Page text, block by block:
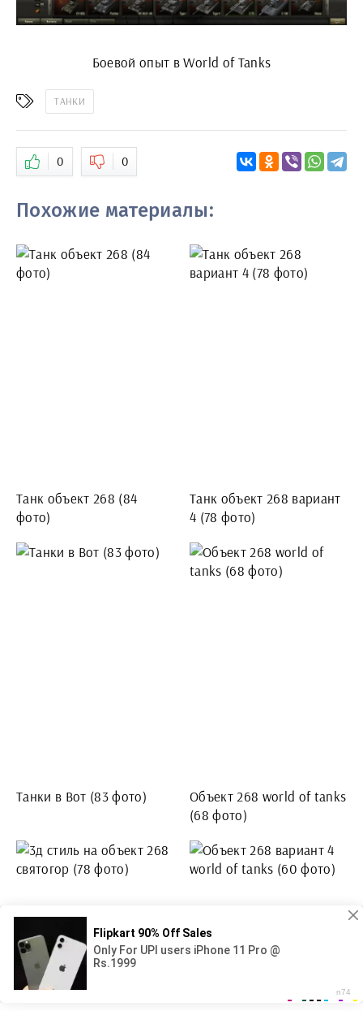
Боевой опыт в World of Tanks
ТАНКИ
0 0
Похожие материалы:
Танк объект 268 (84
фото)
Танк объект 268 вариант
4 (78 фото)
Танки в Вот (83 фото)
Объект 268 world of tanks
(68 фото)